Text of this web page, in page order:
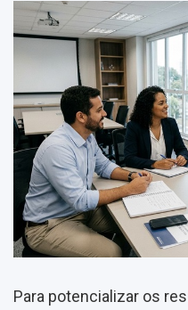
Para potencializar os